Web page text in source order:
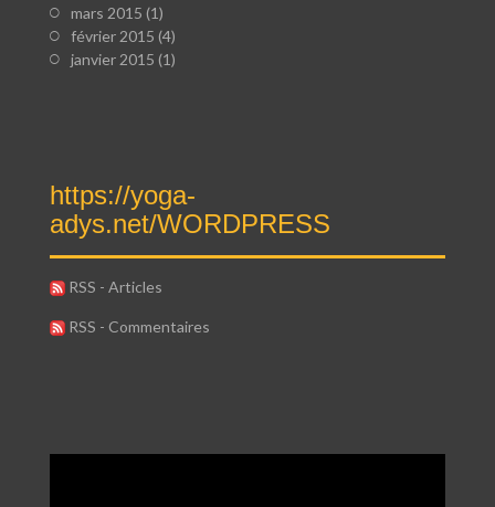
mars 2015 (1)
février 2015 (4)
janvier 2015 (1)
https://yoga-
adys.net/WORDPRESS
RSS - Articles
RSS - Commentaires